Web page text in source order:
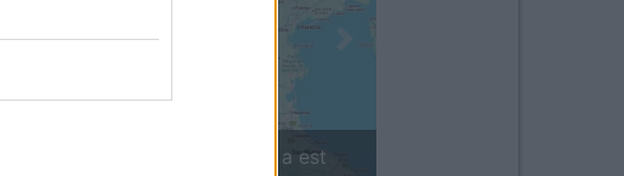
Finlandia in camper: il piccolo sentiero